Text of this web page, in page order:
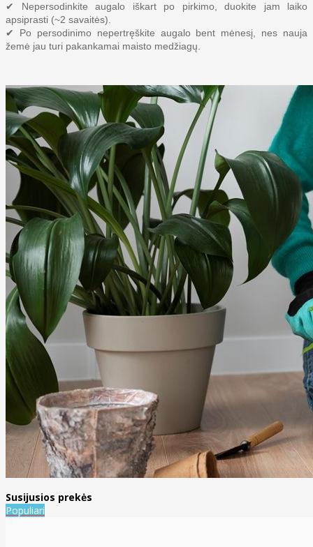
✔ Nepersodinkite augalo iškart po pirkimo, duokite jam laiko
apsiprasti (~2 savaitės).
✔ Po persodinimo nepertręškite augalo bent mėnesį, nes nauja
žemė jau turi pakankamai maisto medžiagų.
Susijusios prekės
Populiari